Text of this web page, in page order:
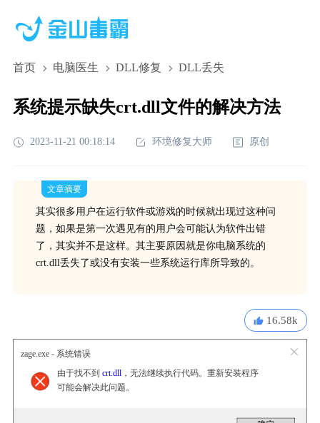
首页 电脑医生 DLL修复 DLL丢失
系统提示缺失crt.dll文件的解决方法
2023-11-21 00:18:14 环境修复大师 原创
文章摘要
其实很多用户在运行软件或游戏的时候就出现过这种问
题，如果是第一次遇见有的用户会可能认为软件出错
了，其实并不是这样。其主要原因就是你电脑系统的
crt.dll丢失了或没有安装一些系统运行库所导致的。
16.58k
zage.exe - 系统错误
由于找不到 crt.dll，无法继续执行代码。重新安装程序
可能会解决此问题。